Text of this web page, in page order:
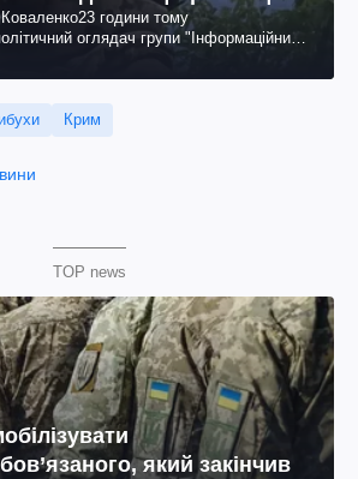
23 години тому
оглядач групи "Інформаційний
Крим
TOP news
який закінчив